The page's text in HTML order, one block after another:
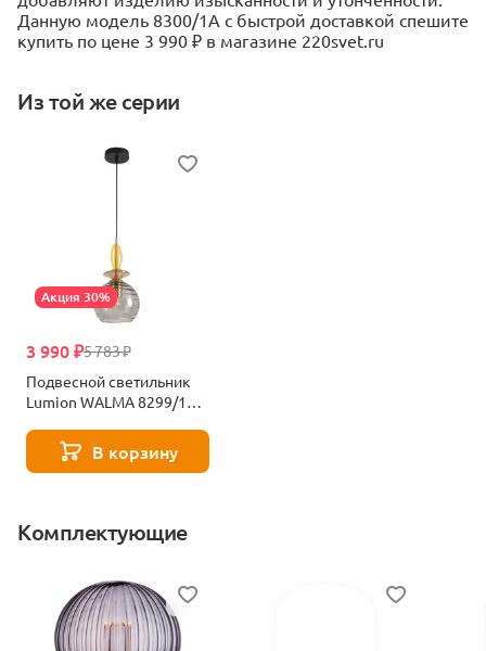
Данную модель 8300/1A с быстрой доставкой спешите
купить по цене 3 990 ₽ в магазине 220svet.ru
Из той же серии
Акция 30%
5 783 ₽
3 990 ₽
Подвесной светильник
Lumion WALMA 8299/1A
В корзину
Комплектующие